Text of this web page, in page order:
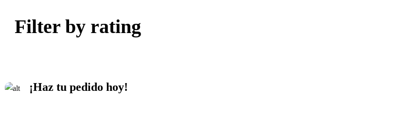
Filter by rating
¡Haz tu pedido hoy!